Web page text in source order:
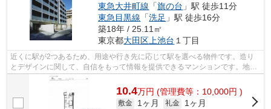
東急大井町線 「旗の台 」駅 徒歩11分
東急目黒線 「洗足 」駅 徒歩16分
築18年 / 25.11㎡
東京都大田区 上池台 １丁目
近くに駅が2つあるため、用途や行き先に応じて駅を選べる物件です。造り
とデザインに関して、自信をもって情報を提供できるマンションです。地上
10階建てのマンションです。高ニーズな...
10.4万円 (管理費等：10,000円 )
敷金 1ヶ月 礼金
1ヶ月